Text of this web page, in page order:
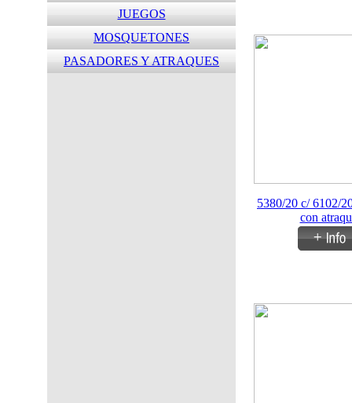
JUEGOS
MOSQUETONES
PASADORES Y ATRAQUES
5380/20 c/ 6102/
con